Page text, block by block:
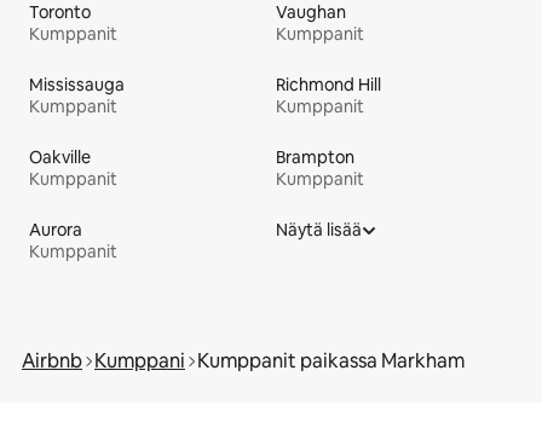
Toronto
Kumppanit
Vaughan
Kumppanit
Mississauga
Kumppanit
Richmond Hill
Kumppanit
Oakville
Kumppanit
Brampton
Kumppanit
Aurora
Kumppanit
Näytä lisää
Airbnb Kumppani Kumppanit paikassa Markham